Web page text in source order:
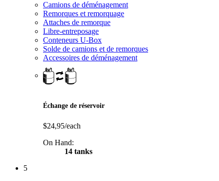
Camions de déménagement
Remorques et remorquage
Attaches de remorque
Libre-entreposage
Conteneurs U-Box
Solde de camions et de remorques
Accessoires de déménagement
Échange de réservoir
$24,95/each
On Hand:
14 tanks
5